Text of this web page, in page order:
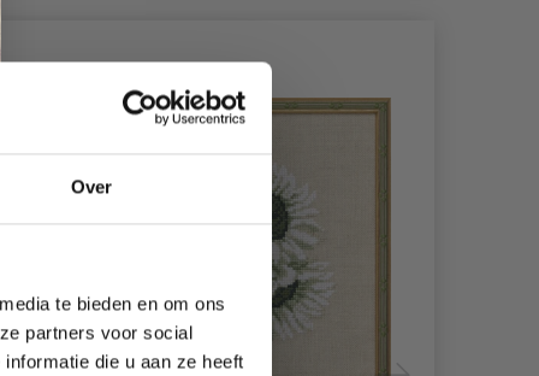
Over
te bieden en om ons
partners voor social
die u aan ze heeft
20% korting